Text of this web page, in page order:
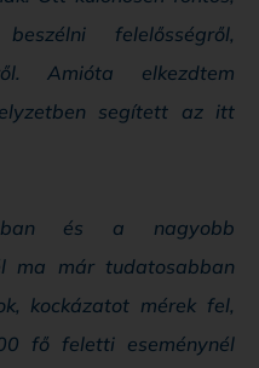
felelősségről,
Amióta elkezdtem
segített az itt
és a nagyobb
ma már tudatosabban
kockázatot mérek fel,
fő feletti eseménynél